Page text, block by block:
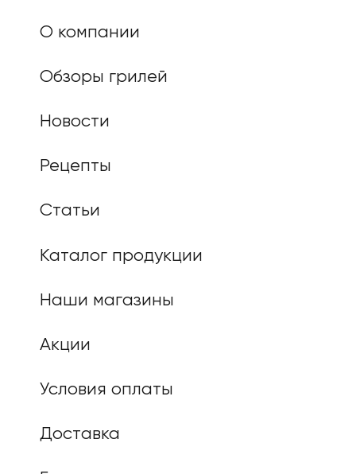
О компании
Обзоры грилей
Новости
Рецепты
Статьи
Каталог продукции
Наши магазины
Акции
Условия оплаты
Доставка